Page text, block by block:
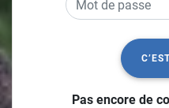
Pas encore de